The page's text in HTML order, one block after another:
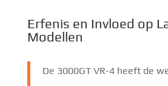
Erfenis en Invloed op
Modellen
De 3000GT VR-4 heeft de